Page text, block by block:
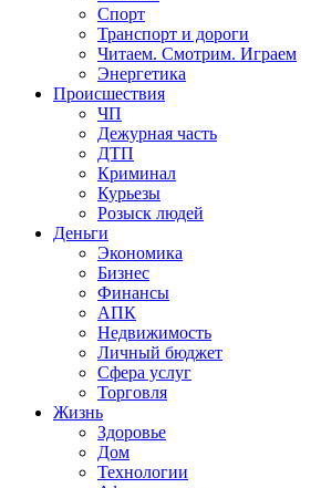
Спорт
Транспорт и дороги
Читаем. Смотрим. Играем
Энергетика
Происшествия
ЧП
Дежурная часть
ДТП
Криминал
Курьезы
Розыск людей
Деньги
Экономика
Бизнес
Финансы
АПК
Недвижимость
Личный бюджет
Сфера услуг
Торговля
Жизнь
Здоровье
Дом
Технологии